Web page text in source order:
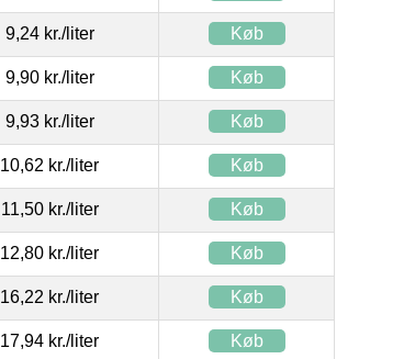
9,24 kr./liter Køb
9,90 kr./liter Køb
9,93 kr./liter Køb
10,62 kr./liter Køb
11,50 kr./liter Køb
12,80 kr./liter Køb
16,22 kr./liter Køb
17,94 kr./liter Køb